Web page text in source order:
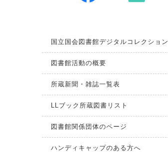
国立国会図書館デジタルコレクション
図書館活動の概要
所蔵新聞・雑誌一覧表
LLブック所蔵図書リスト
図書館関係団体のページ
ハンディキャップのある方へ